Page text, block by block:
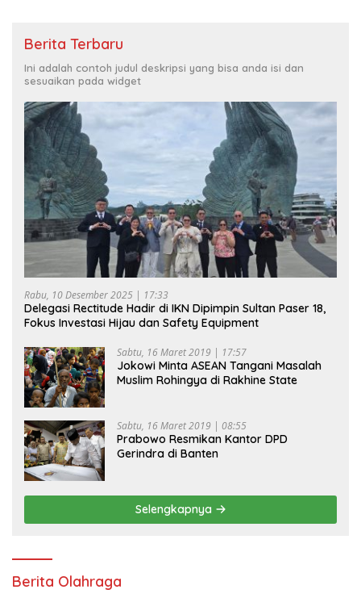
Berita Terbaru
Ini adalah contoh judul deskripsi yang bisa anda isi dan
sesuaikan pada widget
Rabu, 10 Desember 2025 | 17:33
Delegasi Rectitude Hadir di IKN Dipimpin Sultan Paser 18,
Fokus Investasi Hijau dan Safety Equipment
Sabtu, 16 Maret 2019 | 17:57
Jokowi Minta ASEAN Tangani Masalah
Muslim Rohingya di Rakhine State
Sabtu, 16 Maret 2019 | 08:55
Prabowo Resmikan Kantor DPD
Gerindra di Banten
Selengkapnya
Berita Olahraga